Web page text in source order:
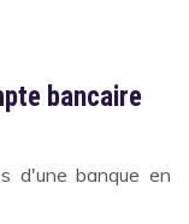
bancaire
d'une banque en